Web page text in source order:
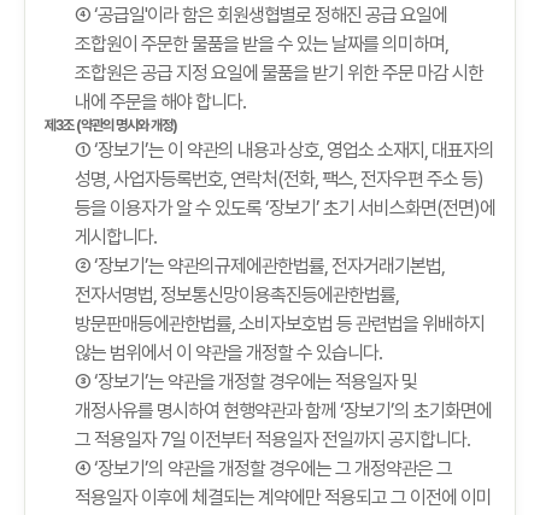
④ ‘공급일'이라 함은 회원생협별로 정해진 공급 요일에
조합원이 주문한 물품을 받을 수 있는 날짜를 의미하며,
조합원은 공급 지정 요일에 물품을 받기 위한 주문 마감 시한
내에 주문을 해야 합니다.
제3조 (약관의 명시와 개정)
① ‘장보기’는 이 약관의 내용과 상호, 영업소 소재지, 대표자의
성명, 사업자등록번호, 연락처(전화, 팩스, 전자우편 주소 등)
등을 이용자가 알 수 있도록 ‘장보기’ 초기 서비스화면(전면)에
게시합니다.
② ‘장보기’는 약관의규제에관한법률, 전자거래기본법,
전자서명법, 정보통신망이용촉진등에관한법률,
방문판매등에관한법률, 소비자보호법 등 관련법을 위배하지
않는 범위에서 이 약관을 개정할 수 있습니다.
③ ‘장보기’는 약관을 개정할 경우에는 적용일자 및
개정사유를 명시하여 현행약관과 함께 ‘장보기’의 초기화면에
그 적용일자 7일 이전부터 적용일자 전일까지 공지합니다.
④ ‘장보기’의 약관을 개정할 경우에는 그 개정약관은 그
적용일자 이후에 체결되는 계약에만 적용되고 그 이전에 이미